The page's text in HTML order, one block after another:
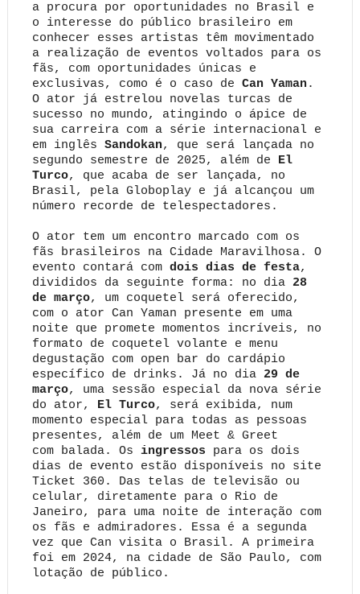
a procura por oportunidades no Brasil e
o interesse do público brasileiro em
conhecer esses artistas têm movimentado
a realização de eventos voltados para os
fãs, com oportunidades únicas e
exclusivas, como é o caso de Can Yaman .
O ator já estrelou novelas turcas de
sucesso no mundo, atingindo o ápice de
sua carreira com a série internacional e
em inglês Sandokan, que será lançada no
segundo semestre de 2025, além de El
Turco, que acaba de ser lançada, no
Brasil, pela Globoplay e já alcançou um
número recorde de telespectadores.
O ator tem um encontro marcado com os
fãs brasileiros na Cidade Maravilhosa. O
evento contará com dois dias de festa,
divididos da seguinte forma: no dia 28
de março, um coquetel será oferecido,
com o ator Can Yaman presente em uma
noite que promete momentos incríveis, no
formato de coquetel volante e menu
degustação com open bar do cardápio
específico de drinks. Já no dia 29 de
março, uma sessão especial da nova série
do ator, El Turco, será exibida, num
momento especial para todas as pessoas
presentes, além de um Meet & Greet
combalada. Os ingressos para os dois
dias de evento estão disponíveis no site
Ticket 360. Das telas de televisão ou
celular, diretamente para o Rio de
Janeiro, para uma noite de interação com
os fãs e admiradores. Essa é a segunda
vez que Can visita o Brasil. A primeira
foi em 2024, na cidade de São Paulo, com
lotação de público.